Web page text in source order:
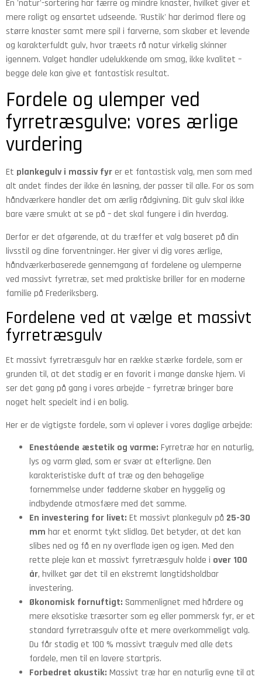
En 'natur'-sortering har færre og mindre knaster, hvilket giver et
mere roligt og ensartet udseende. 'Rustik' har derimod flere og
større knaster samt mere spil i farverne, som skaber et levende
og karakterfuldt gulv, hvor træets rå natur virkelig skinner
igennem. Valget handler udelukkende om smag, ikke kvalitet –
begge dele kan give et fantastisk resultat.
Fordele og ulemper ved
fyrretræsgulve: vores ærlige
vurdering
Et plankegulv i massiv fyrer et fantastisk valg, men som med
alt andet findes der ikke én løsning, der passer til alle. For os som
håndværkere handler det om ærlig rådgivning. Dit gulv skal ikke
bare være smukt at se på – det skal fungere i din hverdag.
Derfor er det afgørende, at du træffer et valg baseret på din
livsstil og dine forventninger. Her giver vi dig vores ærlige,
håndværkerbaserede gennemgang af fordelene og ulemperne
ved massivt fyrretræ, set med praktiske briller for en moderne
familie på Frederiksberg.
Fordelene ved at vælge et massivt
fyrretræsgulv
Et massivt fyrretræsgulv har en række stærke fordele, som er
grunden til, at det stadig er en favorit i mange danske hjem. Vi
ser det gang på gang i vores arbejde – fyrretræ bringer bare
noget helt specielt ind i en bolig.
Her er de vigtigste fordele, som vi oplever i vores daglige arbejde:
Enestående æstetik og varme: Fyrretræ har en naturlig,
lys og varm glød, som er svær at efterligne. Den
karakteristiske duft af træ og den behagelige
fornemmelse under fødderne skaber en hyggelig og
indbydende atmosfære med det samme.
En investering for livet: Et massivt plankegulv på 25-30
mm har et enormt tykt slidlag. Det betyder, at det kan
slibes ned og få en ny overflade igen og igen. Med den
rette pleje kan et massivt fyrretræsgulv holde i over 100
år, hvilket gør det til en ekstremt langtidsholdbar
investering.
Økonomisk fornuftigt: Sammenlignet med hårdere og
mere eksotiske træsorter som eg eller pommersk fyr, er et
standard fyrretræsgulv ofte et mere overkommeligt valg.
Du får stadig et 100 % massivt trægulv med alle dets
fordele, men til en lavere startpris.
Forbedret akustik: Massivt træ har en naturlig evne til at